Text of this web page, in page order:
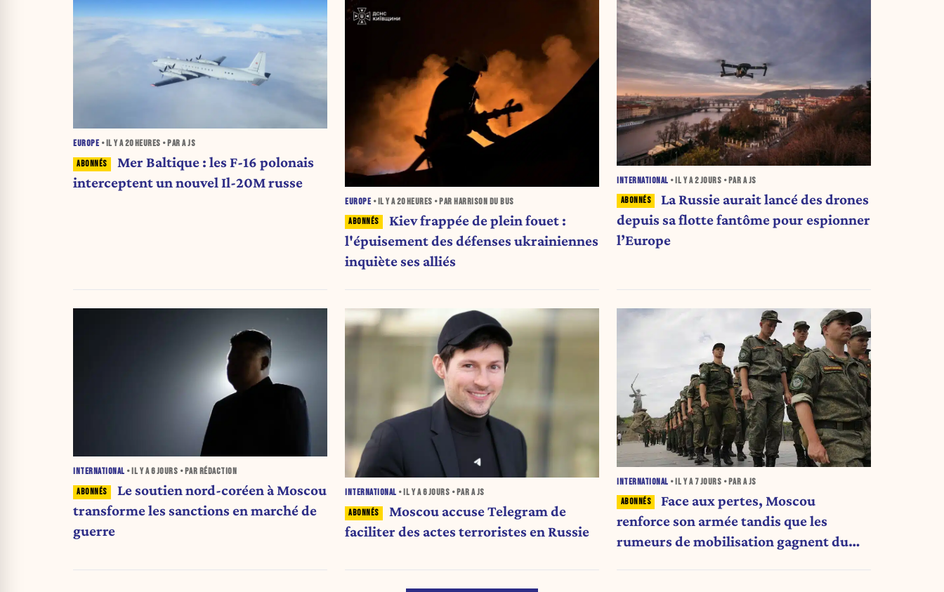
EUROPE • IL Y A20 HEURES • PAR A JS
Mer Baltique : les F-16 polonais
interceptent un nouvel Il-20M russe
EUROPE • IL Y A20 HEURES • PAR HARRISON DU BUS
Kiev frappée de plein fouet :
l'épuisement des défenses ukrainiennes
inquiète ses alliés
INTERNATIONAL • IL Y A2 JOURS • PAR A JS
La Russie aurait lancé des drones
depuis sa flotte fantôme pour espionner
l’Europe
INTERNATIONAL • IL Y A6 JOURS • PAR RÉDACTION
Le soutien nord-coréen à Moscou
transforme les sanctions en marché de
guerre
INTERNATIONAL • IL Y A6 JOURS • PAR A JS
Moscou accuse Telegram de
faciliter des actes terroristes en Russie
INTERNATIONAL • IL Y A 7 JOURS • PAR A JS
Face aux pertes, Moscou
renforce son armée tandis que les
rumeurs de mobilisation gagnent du